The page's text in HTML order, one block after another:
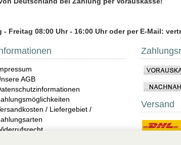
Freitag 08:00 Uhr - 16:00 Uhr oder per E-Mail:
AGB
/ Liefergebiet /
Versand